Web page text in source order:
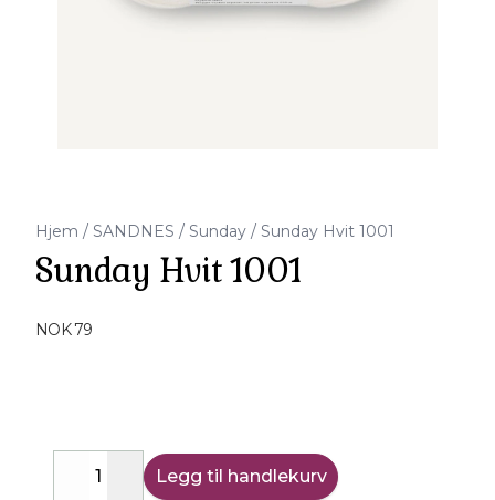
Hjem / SANDNES / Sunday / Sunday Hvit 1001
Sunday Hvit 1001
NOK 79
DecreaseIncrease
Legg til handlekurv